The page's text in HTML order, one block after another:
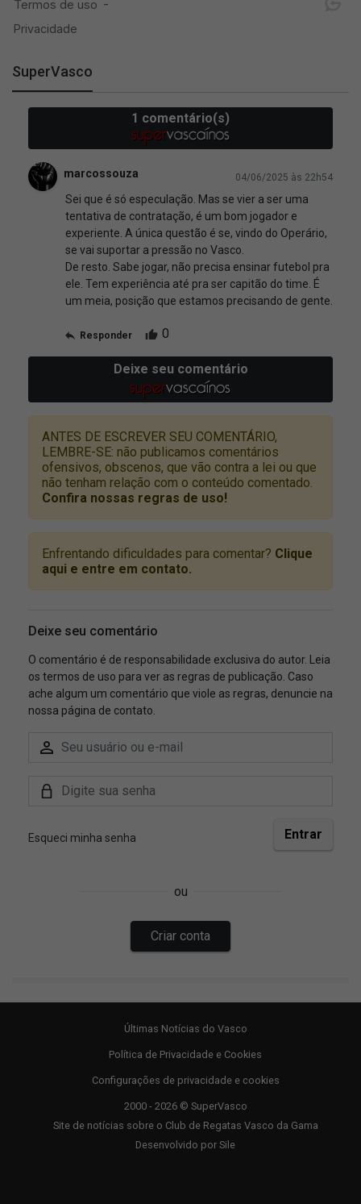
SuperVasco
Últimas Notícias do Vasco
Política de Privacidade e Cookies
Configurações de privacidade e cookies
2000 - 2026 © SuperVasco
Site de notícias sobre o Club de Regatas Vasco da Gama
Desenvolvido por Sile